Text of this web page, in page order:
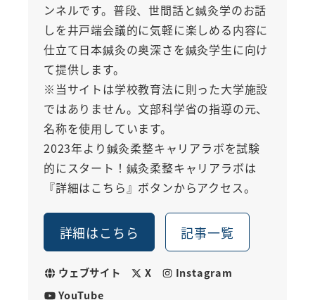
ンネルです。普段、世間話と鍼灸学のお話
しを井戸端会議的に気軽に楽しめる内容に
仕立て日本鍼灸の奥深さを鍼灸学生に向け
て提供します。
※当サイトは学校教育法に則った大学施設
ではありません。文部科学省の指導の元、
名称を使用しています。
2023年より鍼灸柔整キャリアラボを試験
的にスタート！鍼灸柔整キャリアラボは
『詳細はこちら』ボタンからアクセス。
詳細はこちら 記事一覧
ウェブサイト X
Instagram
YouTube